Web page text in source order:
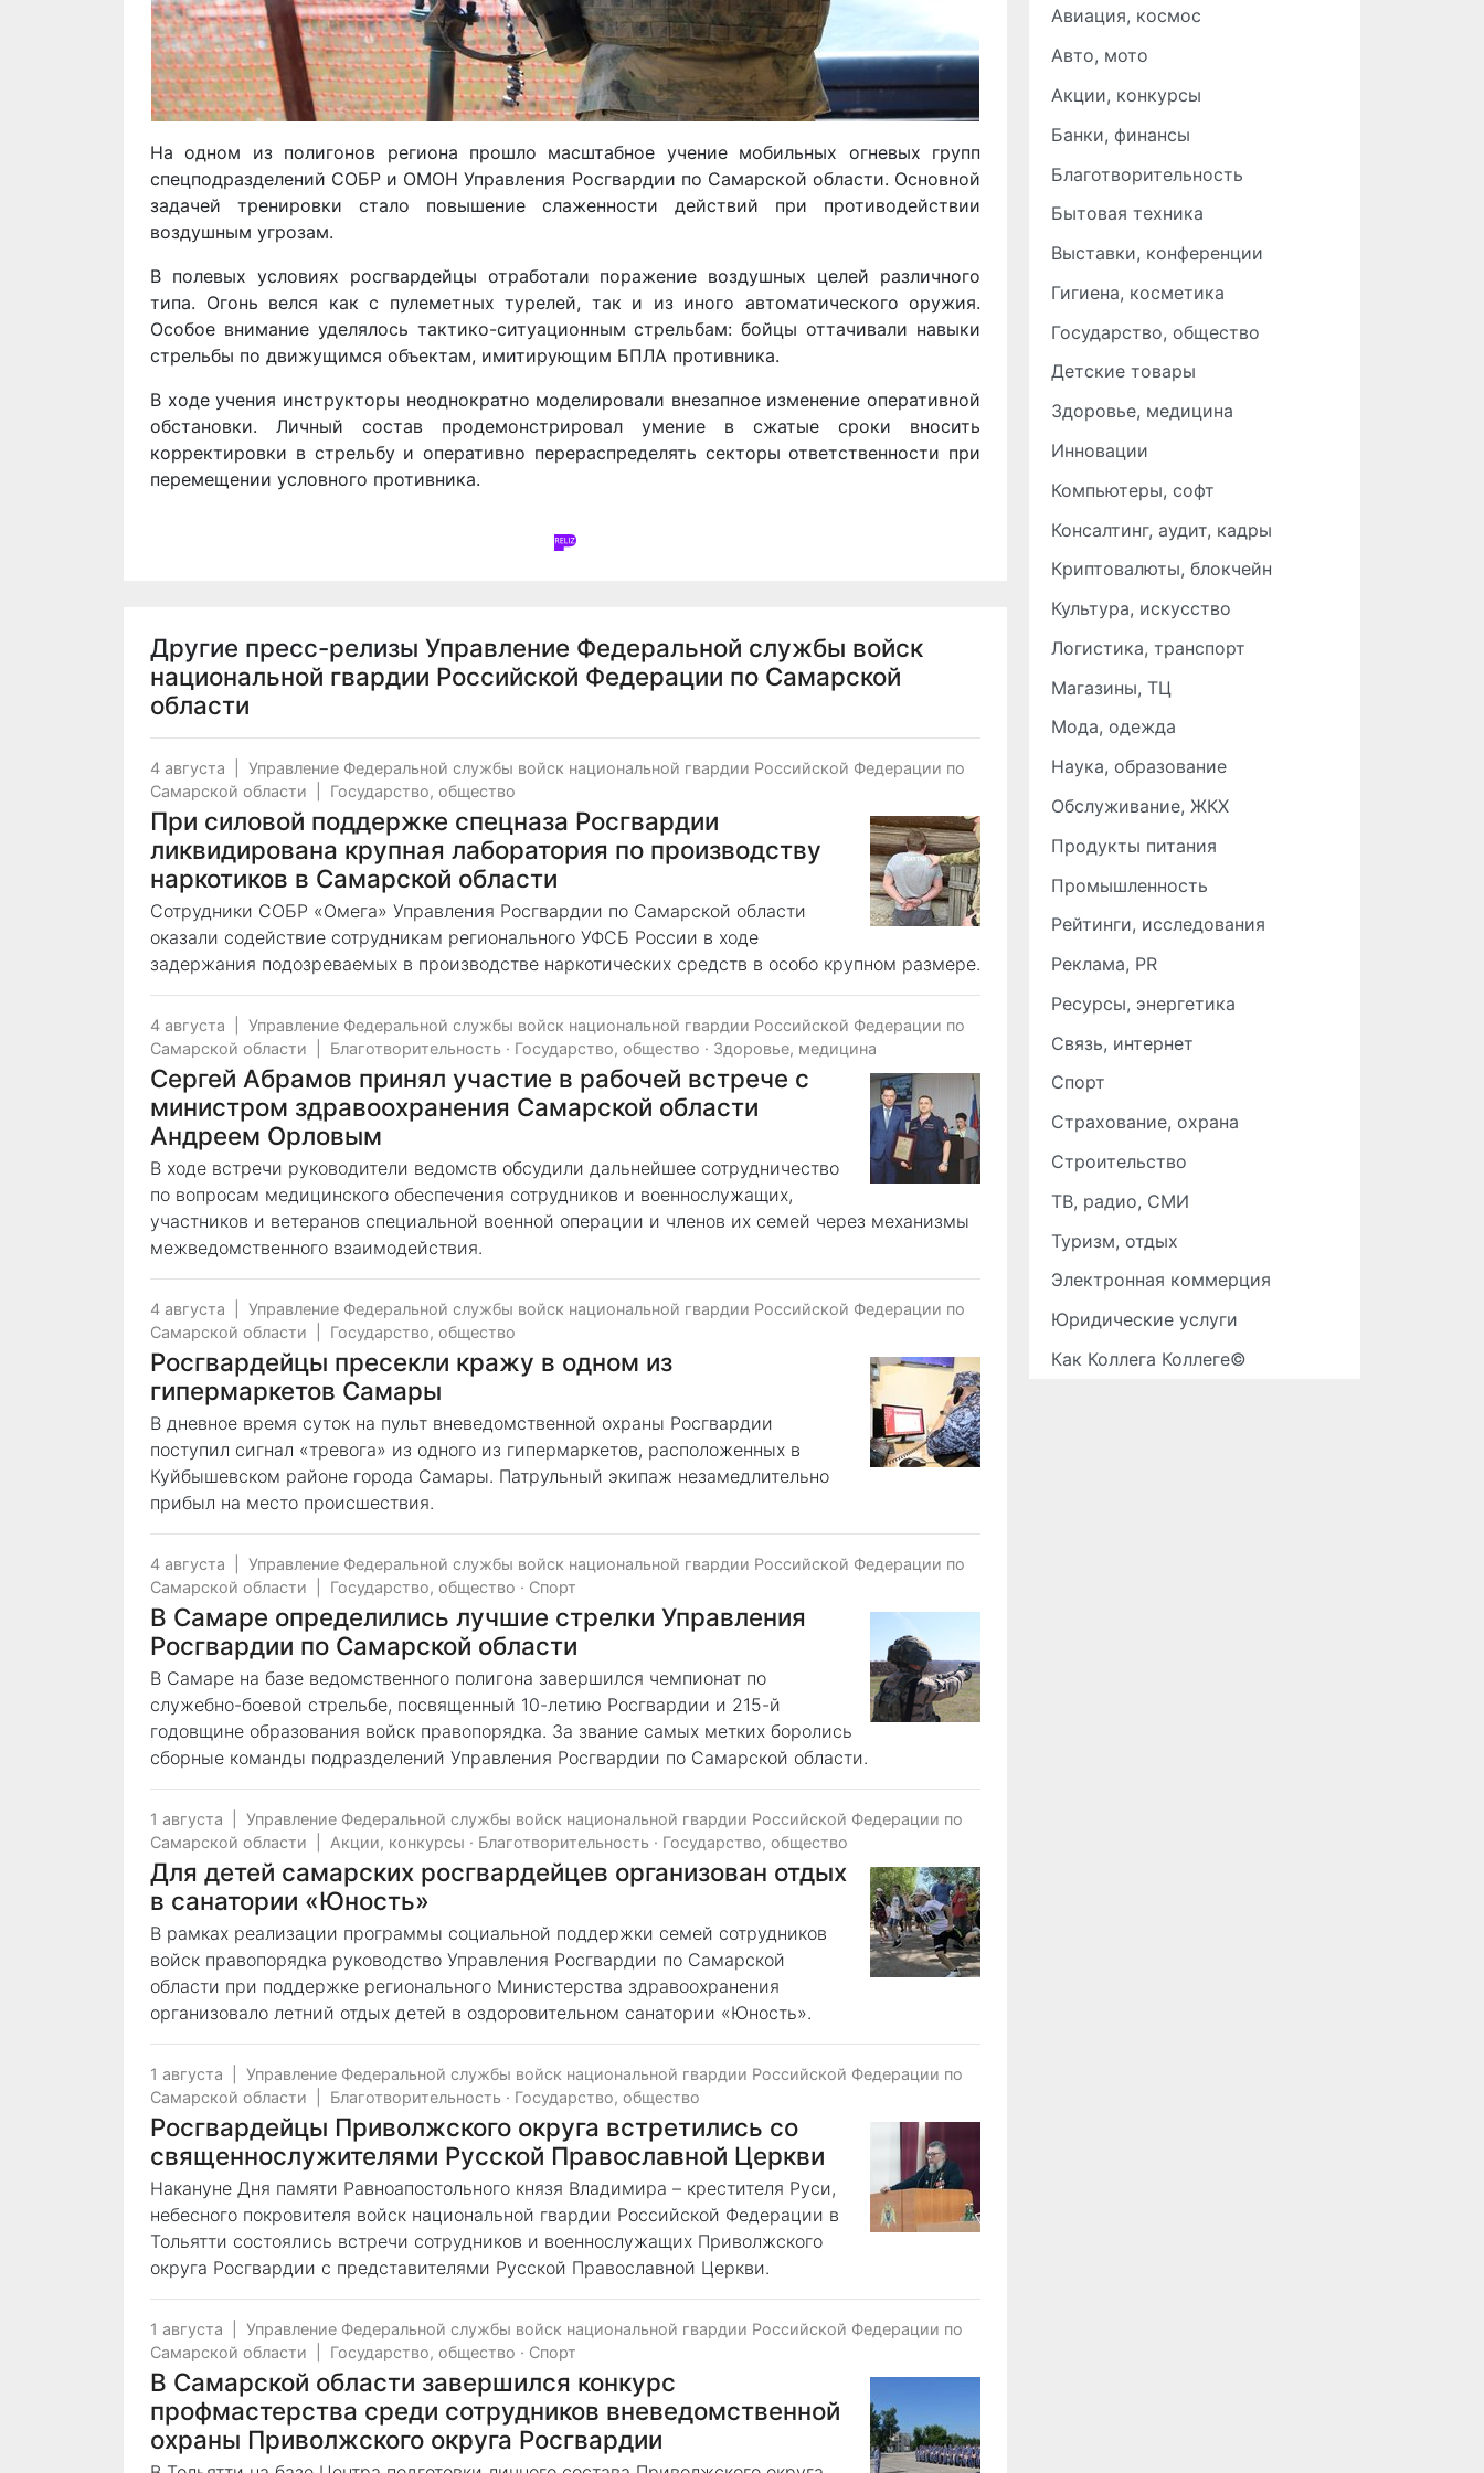
На одном из полигонов региона прошло масштабное учение мобильных огневых групп
спецподразделений СОБР и ОМОН Управления Росгвардии по Самарской области. Основной
задачей тренировки стало повышение слаженности действий при противодействии
воздушным угрозам.
В полевых условиях росгвардейцы отработали поражение воздушных целей различного
типа. Огонь велся как с пулеметных турелей, так и из иного автоматического оружия.
Особое внимание уделялось тактико-ситуационным стрельбам: бойцы оттачивали навыки
стрельбы по движущимся объектам, имитирующим БПЛА противника.
В ходе учения инструкторы неоднократно моделировали внезапное изменение оперативной
обстановки. Личный состав продемонстрировал умение в сжатые сроки вносить
корректировки в стрельбу и оперативно перераспределять секторы ответственности при
перемещении условного противника.
Другие пресс-релизы Управление Федеральной службы войск
национальной гвардии Российской Федерации по Самарской
области
4 августа
Управление Федеральной службы войск национальной гвардии Российской Федерации по
Самарской области
Государство, общество
При силовой поддержке спецназа Росгвардии
ликвидирована крупная лаборатория по производству
наркотиков в Самарской области
Сотрудники СОБР «Омега» Управления Росгвардии по Самарской области
оказали содействие сотрудникам регионального УФСБ России в ходе
задержания подозреваемых в производстве наркотических средств в особо крупном размере.
4 августа
Управление Федеральной службы войск национальной гвардии Российской Федерации по
Самарской области
Благотворительность · Государство, общество · Здоровье, медицина
Сергей Абрамов принял участие в рабочей встрече с
министром здравоохранения Самарской области
Андреем Орловым
В ходе встречи руководители ведомств обсудили дальнейшее сотрудничество
по вопросам медицинского обеспечения сотрудников и военнослужащих,
участников и ветеранов специальной военной операции и членов их семей через механизмы
межведомственного взаимодействия.
4 августа
Управление Федеральной службы войск национальной гвардии Российской Федерации по
Самарской области
Государство, общество
Росгвардейцы пресекли кражу в одном из
гипермаркетов Самары
В дневное время суток на пульт вневедомственной охраны Росгвардии
поступил сигнал «тревога» из одного из гипермаркетов, расположенных в
Куйбышевском районе города Самары. Патрульный экипаж незамедлительно
прибыл на место происшествия.
4 августа
Управление Федеральной службы войск национальной гвардии Российской Федерации по
Самарской области
Государство, общество · Спорт
В Самаре определились лучшие стрелки Управления
Росгвардии по Самарской области
В Самаре на базе ведомственного полигона завершился чемпионат по
служебно-боевой стрельбе, посвященный 10-летию Росгвардии и 215-й
годовщине образования войск правопорядка. За звание самых метких боролись
сборные команды подразделений Управления Росгвардии по Самарской области.
1 августа
Управление Федеральной службы войск национальной гвардии Российской Федерации по
Самарской области
Акции, конкурсы · Благотворительность · Государство, общество
Для детей самарских росгвардейцев организован отдых
в санатории «Юность»
В рамках реализации программы социальной поддержки семей сотрудников
войск правопорядка руководство Управления Росгвардии по Самарской
области при поддержке регионального Министерства здравоохранения
организовало летний отдых детей в оздоровительном санатории «Юность».
1 августа
Управление Федеральной службы войск национальной гвардии Российской Федерации по
Самарской области
Благотворительность · Государство, общество
Росгвардейцы Приволжского округа встретились со
священнослужителями Русской Православной Церкви
Накануне Дня памяти Равноапостольного князя Владимира – крестителя Руси,
небесного покровителя войск национальной гвардии Российской Федерации в
Тольятти состоялись встречи сотрудников и военнослужащих Приволжского
округа Росгвардии с представителями Русской Православной Церкви.
1 августа
Управление Федеральной службы войск национальной гвардии Российской Федерации по
Самарской области
Государство, общество · Спорт
В Самарской области завершился конкурс
профмастерства среди сотрудников вневедомственной
охраны Приволжского округа Росгвардии
Авиация, космос
Авто, мото
Акции, конкурсы
Банки, финансы
Благотворительность
Бытовая техника
Выставки, конференции
Гигиена, косметика
Государство, общество
Детские товары
Здоровье, медицина
Инновации
Компьютеры, софт
Консалтинг, аудит, кадры
Криптовалюты, блокчейн
Культура, искусство
Логистика, транспорт
Магазины, ТЦ
Мода, одежда
Наука, образование
Обслуживание, ЖКХ
Продукты питания
Промышленность
Рейтинги, исследования
Реклама, PR
Ресурсы, энергетика
Связь, интернет
Спорт
Страхование, охрана
Строительство
ТВ, радио, СМИ
Туризм, отдых
Электронная коммерция
Юридические услуги
Как Коллега Коллеге©